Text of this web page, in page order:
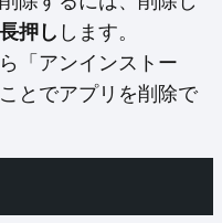
長押し します。
「アンインストー
とでアプリを削除で